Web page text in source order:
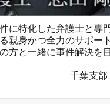
に特化した弁護士と専
親身かつ全力のサポー
方と一緒に事件解決を
千葉支部